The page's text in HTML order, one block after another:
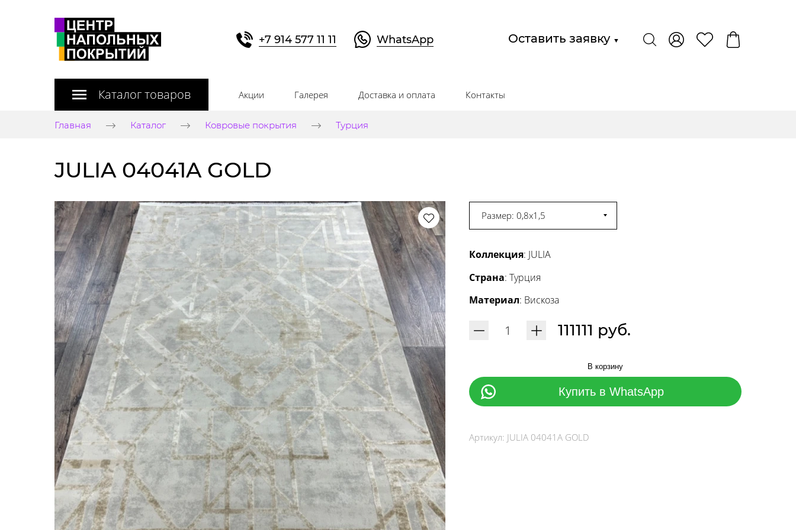
+7 914 577 11 11 WhatsApp Оставить заявку ▼
Каталог товаров Акции Галерея Доставка и оплата Контакты
Главная Каталог Ковровые покрытия Турция
JULIA 04041A GOLD
Размер: 0,8x1,5
Коллекция: JULIA
Страна: Турция
Материал: Вискоза
111111 руб.
В корзину
Купить в WhatsApp
Артикул: JULIA 04041A GOLD